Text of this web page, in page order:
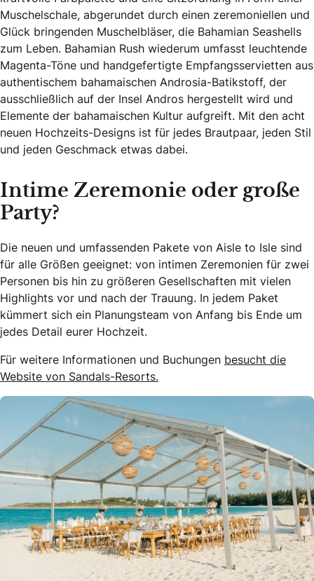
Muschelschale, abgerundet durch einen zeremoniellen und
Glück bringenden Muschelbläser, die Bahamian Seashells
zum Leben. Bahamian Rush wiederum umfasst leuchtende
Magenta-Töne und handgefertigte Empfangsservietten aus
authentischem bahamaischen Androsia-Batikstoff, der
ausschließlich auf der Insel Andros hergestellt wird und
Elemente der bahamaischen Kultur aufgreift. Mit den acht
neuen Hochzeits-Designs ist für jedes Brautpaar, jeden Stil
und jeden Geschmack etwas dabei.
Intime Zeremonie oder große
Party?
Die neuen und umfassenden Pakete von Aisle to Isle sind
für alle Größen geeignet: von intimen Zeremonien für zwei
Personen bis hin zu größeren Gesellschaften mit vielen
Highlights vor und nach der Trauung. In jedem Paket
kümmert sich ein Planungsteam von Anfang bis Ende um
jedes Detail eurer Hochzeit.
Für weitere Informationen und Buchungen besucht die
Website von Sandals-Resorts.